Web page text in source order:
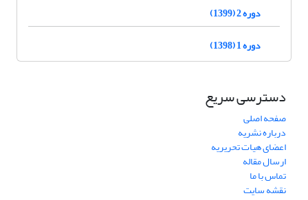
دوره 2 (1399)
دوره 1 (1398)
دسترسی سریع
صفحه اصلی
درباره نشریه
اعضای هیات تحریریه
ارسال مقاله
تماس با ما
نقشه سایت